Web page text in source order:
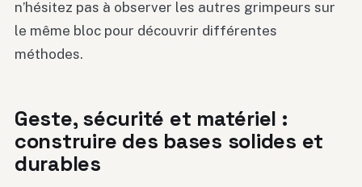
n’hésitez pas à observer les autres grimpeurs sur
le même bloc pour découvrir différentes
méthodes.
Geste, sécurité et matériel :
construire des bases solides et
durables